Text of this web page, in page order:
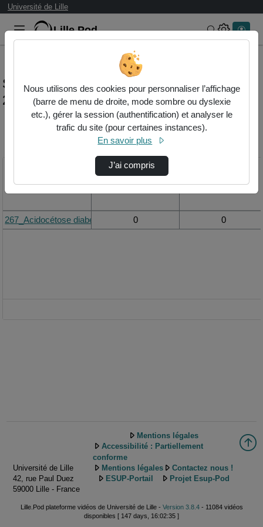
Université de Lille
Lille.Pod Rechercher
Statistiques de visualisation de la vidéo
267_acidocétose diabétique
Modifier la période de
Vue de la journée
267_Acidocétose diabétique 0 0
Université de Lille
42, rue Paul Duez
59000 Lille - France
Mentions légales
Accessibilité : Partiellement
conforme
Mentions légales
Contactez nous !
ESUP-Portail
Projet Esup-Pod
Lille.Pod plateforme vidéos de Université de Lille - Version 3.8.4- 11084 vidéos
disponibles [ 147 days, 16:02:35 ]
Nous utilisons des cookies pour personnaliser l’affichage
(barre de menu de droite, mode sombre ou dyslexie
etc.), gérer la session (authentification) et analyser le
trafic du site (pour certaines instances).
En savoir plus
J’ai compris